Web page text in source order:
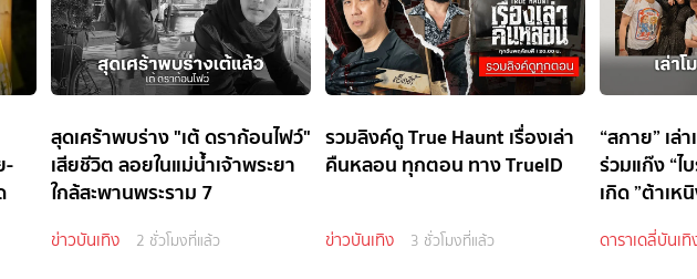
-
สุดเศร้าพบร่าง "เต้ ดราก้อนไฟว์"
เสียชีวิต ลอยในแม่น้ำเจ้าพระยา
ใกล้สะพานพระราม 7
ข่าวบันเทิง 2 ชั่วโมงที่แล้ว
รวมลิงค์ดู True Haunt เรื่องเล่า
คืนหลอน ทุกตอน ทาง TrueID
ข่าวบันเทิง 3 ชั่วโมงที่แล้ว
“สกาย” เล่
ร่วมแก๊ง “
เกิด ”ต้าเห
ดาราเดลี่บันเทิ